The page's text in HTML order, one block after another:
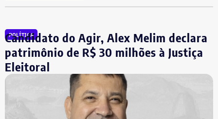
imediata execução da sentença. Além da comunicação à
Justiça Eleitoral, o órgão pede a inclusão do nome de
Garotinho no Cadastro Nacional de Condenados por Ato
de Improbidade Administrativa.
Garotinho também foi multado
POLÍTICA
Candidato do Agir, Alex Melim declara
patrimônio de R$ 30 milhões à Justiça
Eleitoral